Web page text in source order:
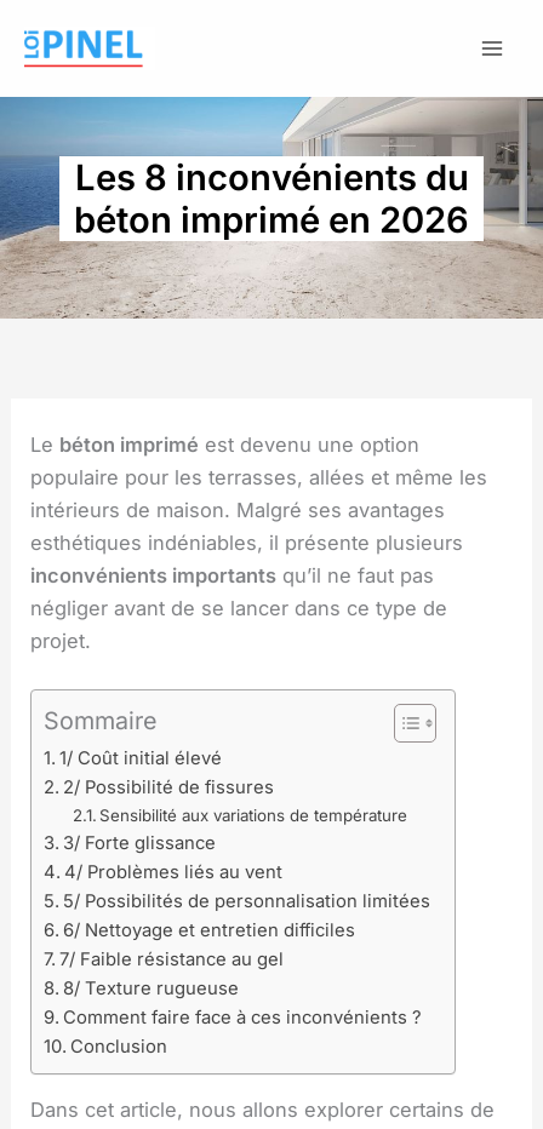
Les 8 inconvénients du
béton imprimé en 2026
Le béton imprimé est devenu une option
populaire pour les terrasses, allées et même les
intérieurs de maison. Malgré ses avantages
esthétiques indéniables, il présente plusieurs
inconvénients importants qu’il ne faut pas
négliger avant de se lancer dans ce type de
projet.
Sommaire
1/ Coût initial élevé
2/ Possibilité de fissures
Sensibilité aux variations de température
3/ Forte glissance
4/ Problèmes liés au vent
5/ Possibilités de personnalisation limitées
6/ Nettoyage et entretien difficiles
7/ Faible résistance au gel
8/ Texture rugueuse
Comment faire face à ces inconvénients ?
Conclusion
Dans cet article, nous allons explorer certains de